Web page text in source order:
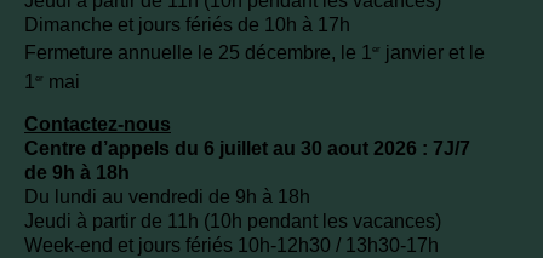
Dimanche et jours fériés de 10h à 17h
Fermeture annuelle le 25 décembre, le 1er
janvier et le
1 er mai
Contactez-nous
Centre d’appels du 6 juillet au 30 aout 2026 : 7J/7
de 9h à 18h
Du lundi au vendredi de 9h à 18h
Jeudi à partir de 11h (10h pendant les vacances)
Week-end et jours fériés 10h-12h30 / 13h30-17h